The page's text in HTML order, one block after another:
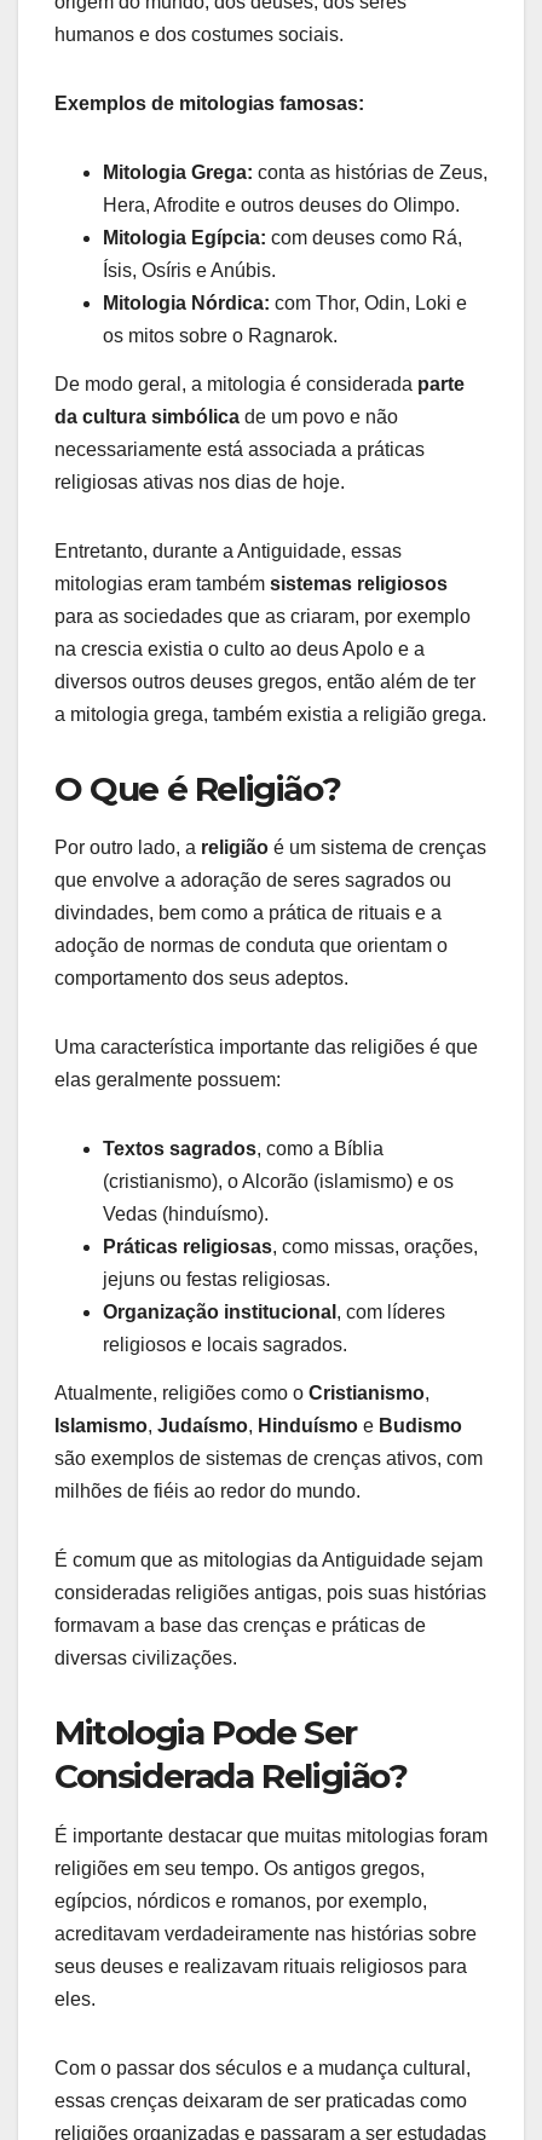
humanos e dos costumes sociais.
Exemplos de mitologias famosas:
Mitologia Grega: conta as histórias de Zeus,
Hera, Afrodite e outros deuses do Olimpo.
Mitologia Egípcia: com deuses como Rá,
Ísis, Osíris e Anúbis.
Mitologia Nórdica: com Thor, Odin, Loki e
os mitos sobre o Ragnarok.
De modo geral, a mitologia é considerada parte
da cultura simbólica de um povo e não
necessariamente está associada a práticas
religiosas ativas nos dias de hoje.
Entretanto, durante a Antiguidade, essas
mitologias eram também sistemas religiosos
para as sociedades que as criaram, por exemplo
na crescia existia o culto ao deus Apolo e a
diversos outros deuses gregos, então além de ter
a mitologia grega, também existia a religião grega.
O Que é Religião?
Por outro lado, a religião é um sistema de crenças
que envolve a adoração de seres sagrados ou
divindades, bem como a prática de rituais e a
adoção de normas de conduta que orientam o
comportamento dos seus adeptos.
Uma característica importante das religiões é que
elas geralmente possuem:
Textos sagrados, como a Bíblia
(cristianismo), o Alcorão (islamismo) e os
Vedas (hinduísmo).
Práticas religiosas, como missas, orações,
jejuns ou festas religiosas.
Organização institucional , com líderes
religiosos e locais sagrados.
Atualmente, religiões como o Cristianismo,
Islamismo, Judaísmo, Hinduísmo e Budismo
são exemplos de sistemas de crenças ativos, com
milhões de fiéis ao redor do mundo.
É comum que as mitologias da Antiguidade sejam
consideradas religiões antigas, pois suas histórias
formavam a base das crenças e práticas de
diversas civilizações.
Mitologia Pode Ser
Considerada Religião?
É importante destacar que muitas mitologias foram
religiões em seu tempo. Os antigos gregos,
egípcios, nórdicos e romanos, por exemplo,
acreditavam verdadeiramente nas histórias sobre
seus deuses e realizavam rituais religiosos para
eles.
Com o passar dos séculos e a mudança cultural,
essas crenças deixaram de ser praticadas como
religiões organizadas e passaram a ser estudadas